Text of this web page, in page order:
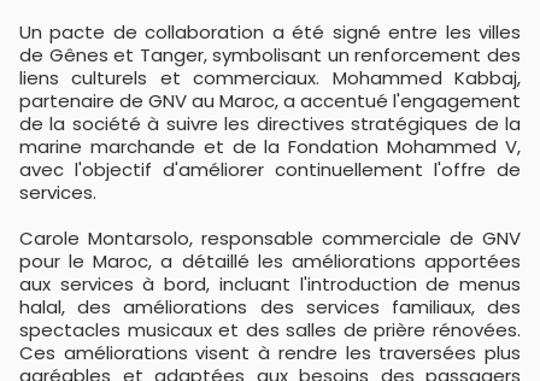
Un pacte de collaboration a été signé entre les villes
de Gênes et Tanger, symbolisant un renforcement des
liens culturels et commerciaux. Mohammed Kabbaj,
partenaire de GNV au Maroc, a accentué l'engagement
de la société à suivre les directives stratégiques de la
marine marchande et de la Fondation Mohammed V,
avec l'objectif d'améliorer continuellement l'offre de
services.
Carole Montarsolo, responsable commerciale de GNV
pour le Maroc, a détaillé les améliorations apportées
aux services à bord, incluant l'introduction de menus
halal, des améliorations des services familiaux, des
spectacles musicaux et des salles de prière rénovées.
Ces améliorations visent à rendre les traversées plus
agréables et adaptées aux besoins des passagers